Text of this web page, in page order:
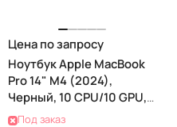
Цена по запросу
Ноутбук Apple MacBook
Pro 14" M4 (2024),
Черный, 10 CPU/10 GPU,
24 RAM 2 ТБ SSD
Под заказ